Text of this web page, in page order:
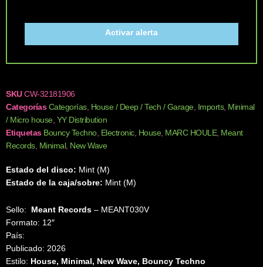
Activar alerta
SKUCW-32181906
Categorías Categorías, House / Deep / Tech / Garage, Imports, Minimal
/ Micro house, YY Distribution
Etiquetas Bouncy Techno, Electronic, House, MARC HOULE, Meant
Records, Minimal, New Wave
Estado del disco: Mint (M)
Estado de la caja/sobre: Mint (M)
Sello: Meant Records ‎– MEANT030V
Formato: 12″
País:
Publicado: 2026
Estilo: House, Minimal, New Wave, Bouncy Techno